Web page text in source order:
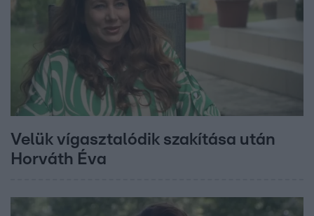
Velük vígasztalódik szakítása után
Horváth Éva